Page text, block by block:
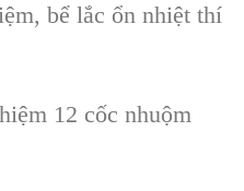
bể lắc ổn nhiệt thí
12 cốc nhuộm